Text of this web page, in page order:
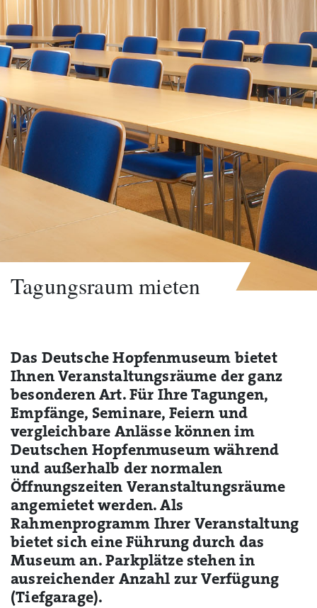
Tagungsraum mieten
Das Deutsche Hopfenmuseum bietet
Ihnen Veranstaltungsräume der ganz
besonderen Art. Für Ihre Tagungen,
Empfänge, Seminare, Feiern und
vergleichbare Anlässe können im
Deutschen Hopfenmuseum während
und außerhalb der normalen
Öffnungszeiten Veranstaltungsräume
angemietet werden. Als
Rahmenprogramm Ihrer Veranstaltung
bietet sich eine Führung durch das
Museum an. Parkplätze stehen in
ausreichender Anzahl zur Verfügung
(Tiefgarage).